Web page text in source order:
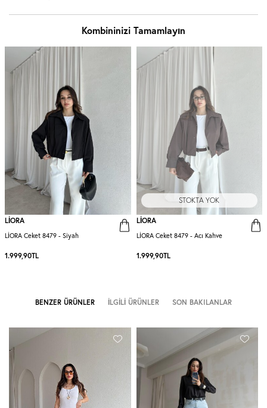
Kombininizi Tamamlayın
LİORA
LİORA Ceket 8479 - Siyah
1.999,90TL
STOKTA YOK
LİORA
LİORA Ceket 8479 - Acı Kahve
1.999,90TL
BENZER ÜRÜNLER İLGILI ÜRÜNLER SON BAKILANLAR